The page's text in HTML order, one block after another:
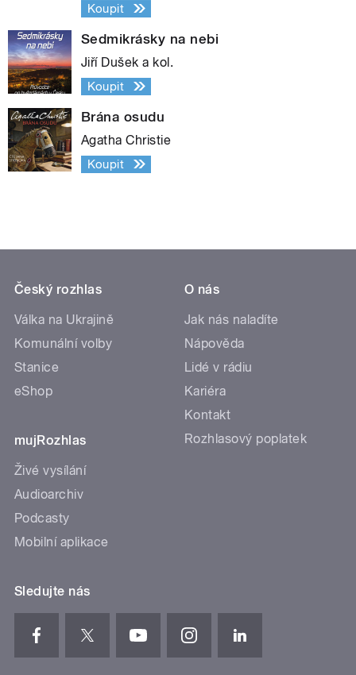
Koupit
Sedmikrásky na nebi
Jiří Dušek a kol.
Koupit
Brána osudu
Agatha Christie
Koupit
Český rozhlas
Válka na Ukrajině
Komunální volby
Stanice
eShop
mujRozhlas
Živé vysílání
Audioarchiv
Podcasty
Mobilní aplikace
O nás
Jak nás naladíte
Nápověda
Lidé v rádiu
Kariéra
Kontakt
Rozhlasový poplatek
Sledujte nás